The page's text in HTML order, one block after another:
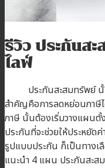
รีวิว ประกันส
ไลฟ์
ประกันสะสมทรัพย์ นั้น
สำคัญคือการลดหย่อนภาษี
ภาษี นั้นต้องเริ่มวางแผน
ประกันที่จะช่วยให้ประหยัด
รูปแบบประกัน ก็เป็นทาง
แนะนำ 4 แผน ประกันสะส